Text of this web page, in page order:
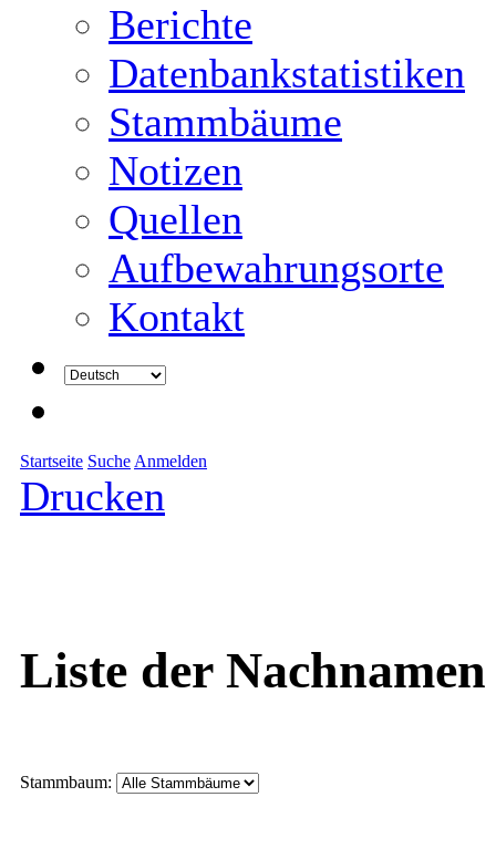
Berichte
Datenbankstatistiken
Stammbäume
Notizen
Quellen
Aufbewahrungsorte
Kontakt
Startseite Suche Anmelden
Drucken
Liste der Nachnamen
Stammbaum: